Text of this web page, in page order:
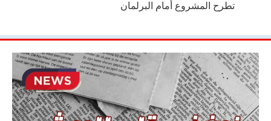
تطرح المشروع أمام البرلمان